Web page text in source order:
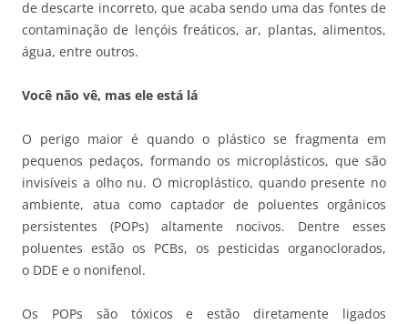
de descarte incorreto, que acaba sendo uma das fontes de
contaminação de lençóis freáticos, ar, plantas, alimentos,
água, entre outros.
Você não vê, mas ele está lá
O perigo maior é quando o plástico se fragmenta em
pequenos pedaços, formando os microplásticos, que são
invisíveis a olho nu. O microplástico, quando presente no
ambiente, atua como captador de poluentes orgânicos
persistentes (POPs) altamente nocivos. Dentre esses
poluentes estão os PCBs, os pesticidas organoclorados,
o DDE e o nonifenol.
Os POPs são tóxicos e estão diretamente ligados